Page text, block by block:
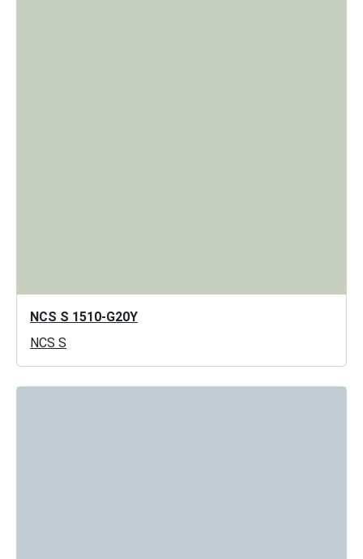
NCS S 1510-G20Y
NCS S